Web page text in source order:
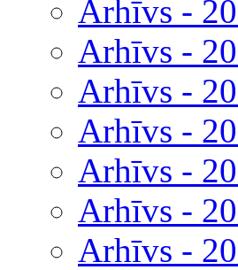
Arhīvs -
Arhīvs -
Arhīvs -
Arhīvs -
Arhīvs -
Arhīvs -
Arhīvs -